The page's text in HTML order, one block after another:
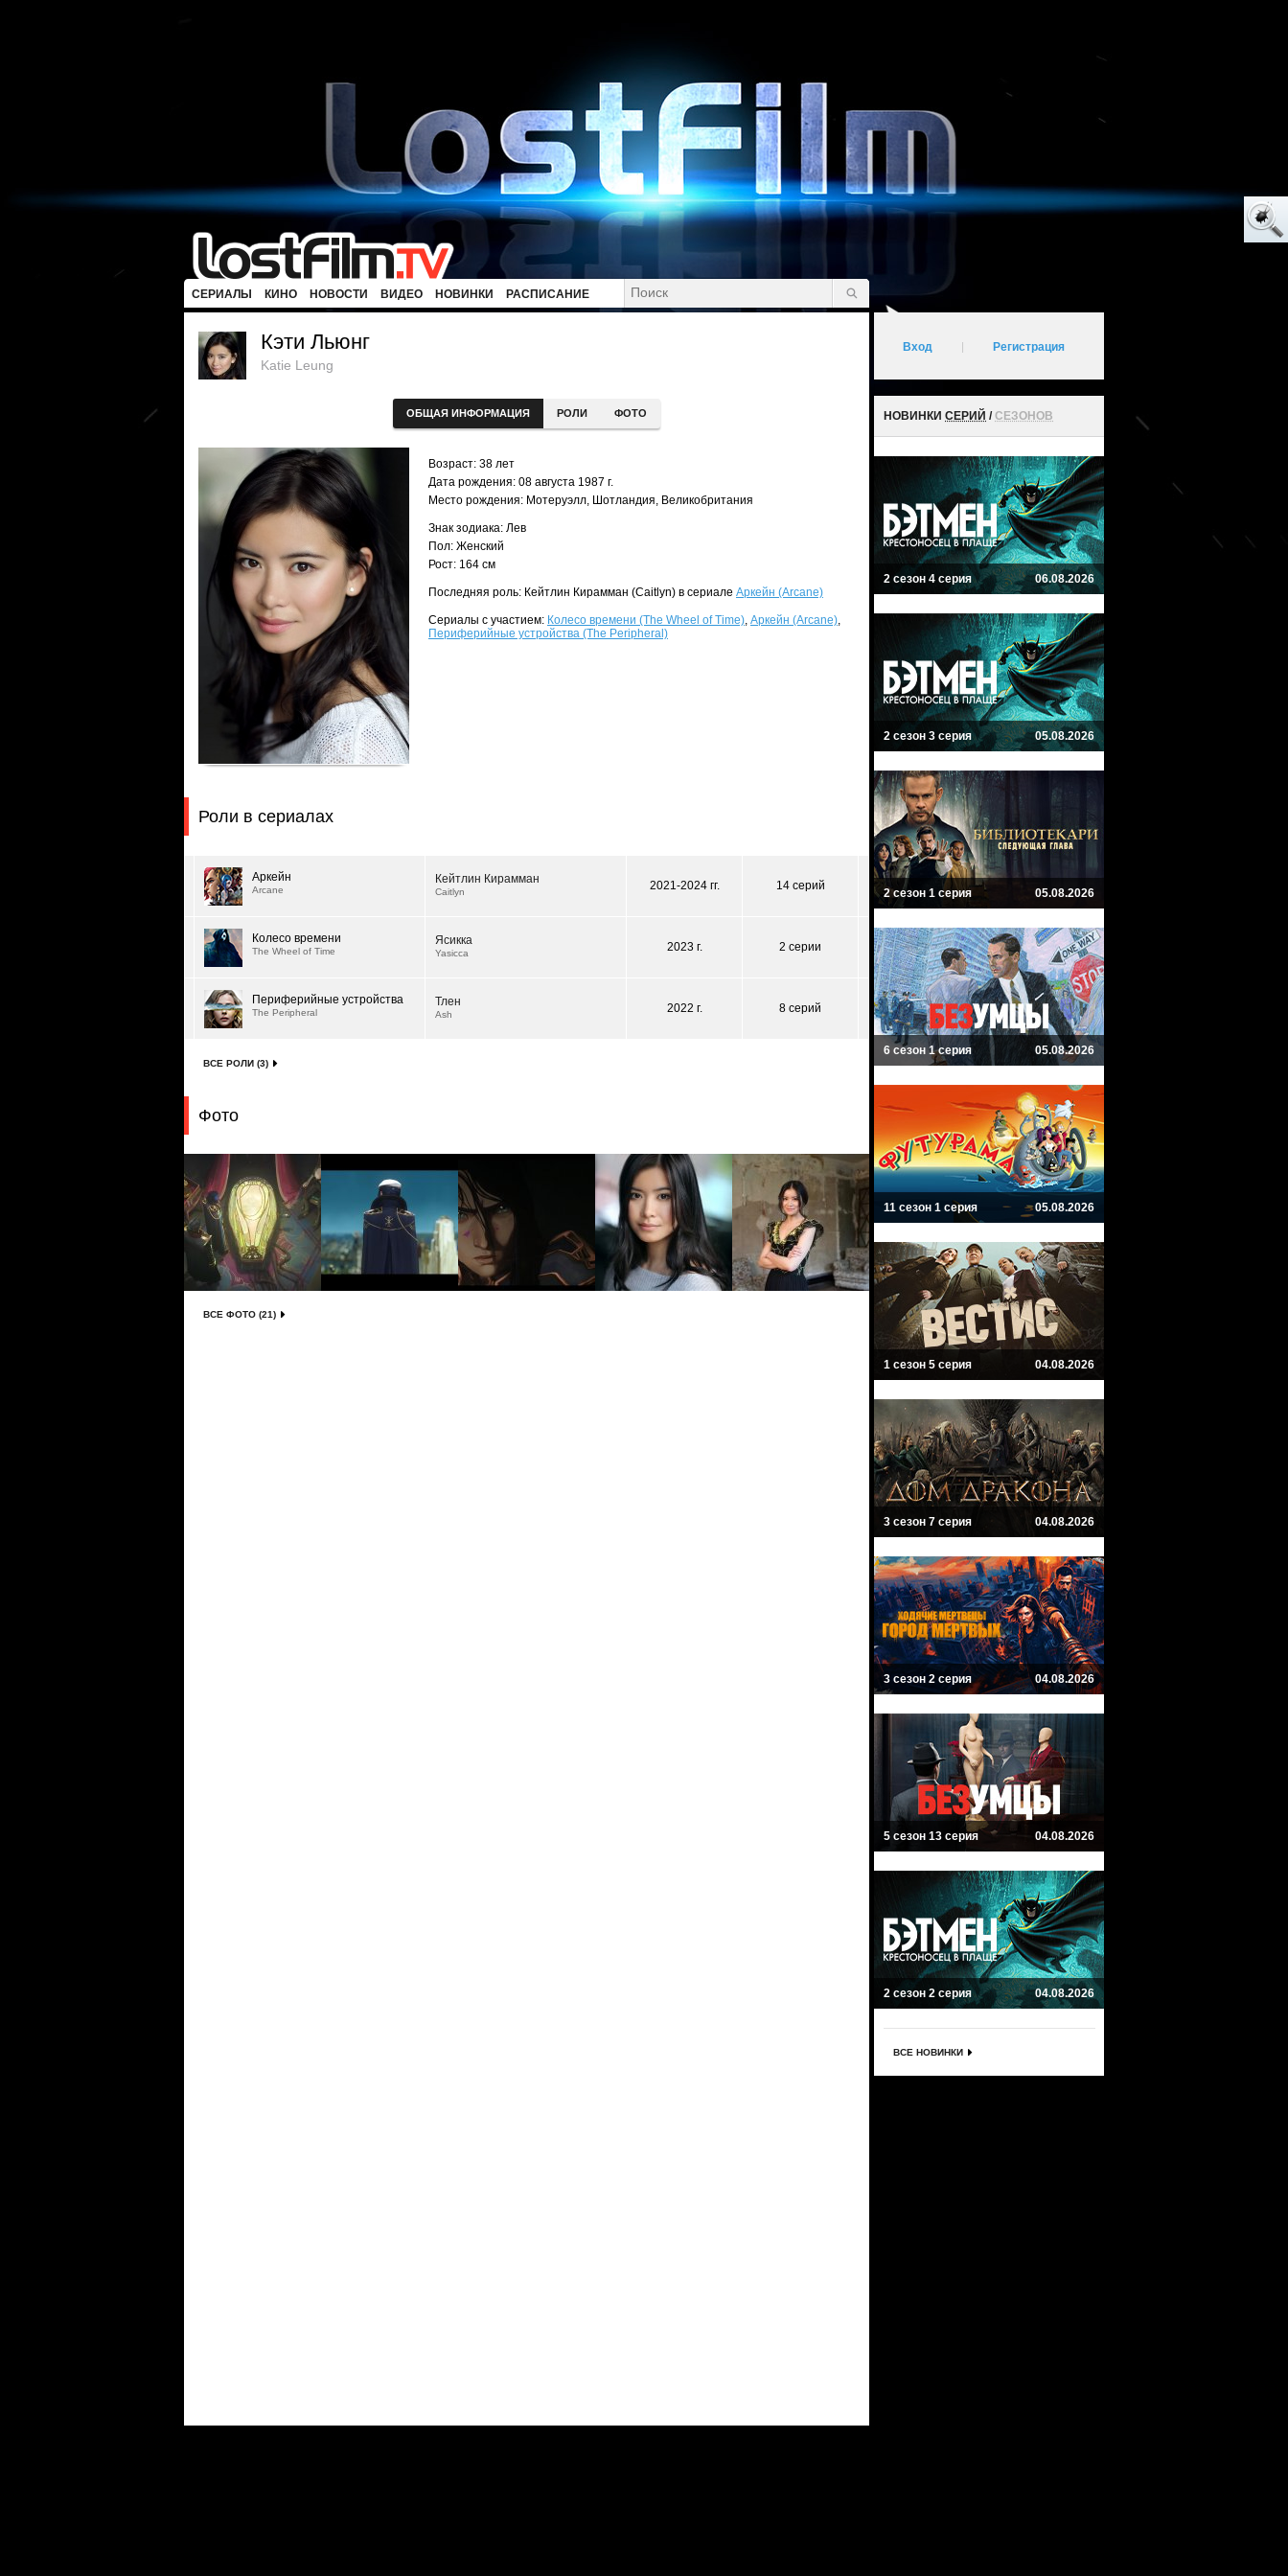
СЕРИАЛЫ КИНО НОВОСТИ ВИДЕО НОВИНКИ РАСПИСАНИЕ
Кэти Льюнг
Katie Leung
ОБЩАЯ ИНФОРМАЦИЯ РОЛИ ФОТО
Возраст: 38 лет
Дата рождения: 08 августа 1987 г.
Место рождения: Мотеруэлл, Шотландия, Великобритания
Знак зодиака: Лев
Пол: Женский
Рост: 164 см
Последняя роль: Кейтлин Кирамман (Caitlyn) в сериале Аркейн (Arcane)
Сериалы с участием: Колесо времени (The Wheel of Time), Аркейн (Arcane),
Периферийные устройства (The Peripheral)
Роли в сериалах
Аркейн
Arcane
Кейтлин Кирамман
Caitlyn 2021-2024 гг. 14 серий
Колесо времени
The Wheel of Time
Ясикка
Yasicca 2023 г. 2 серии
Периферийные устройства
The Peripheral
Тлен
Ash 2022 г. 8 серий
ВСЕ РОЛИ (3)
Фото
ВСЕ ФОТО (21)
Вход Регистрация
НОВИНКИ СЕРИЙ /СЕЗОНОВ
2 сезон 4 серия 06.08.2026
2 сезон 3 серия 05.08.2026
2 сезон 1 серия 05.08.2026
6 сезон 1 серия 05.08.2026
11 сезон 1 серия 05.08.2026
1 сезон 5 серия 04.08.2026
3 сезон 7 серия 04.08.2026
3 сезон 2 серия 04.08.2026
5 сезон 13 серия 04.08.2026
2 сезон 2 серия 04.08.2026
ВСЕ НОВИНКИ